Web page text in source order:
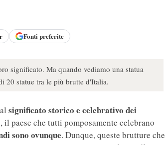
Fonti preferite
significato. Ma quando vediamo una statua
20 statue tra le più brutte d'Italia.
significato storico e celebrativo dei
il paese che tutti pomposamente celebrano
sono ovunque. Dunque, queste brutture che